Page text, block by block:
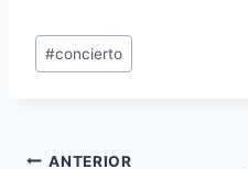
Etiquetas
de
#concierto
ANTERIOR